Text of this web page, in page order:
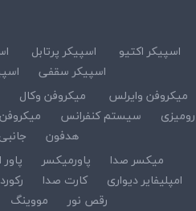
اسپیکر اکتیو اسپیکر پرتابل
اسپیکر سقفی
میکروفن وایرلس
میکروفن وکال
رومیزی
سیستم کنفرانس
هدفون
میکسر صدا
پاورمیکسر
امپلیفایر دیواری
کارت صدا
رقص نور
مووینگ